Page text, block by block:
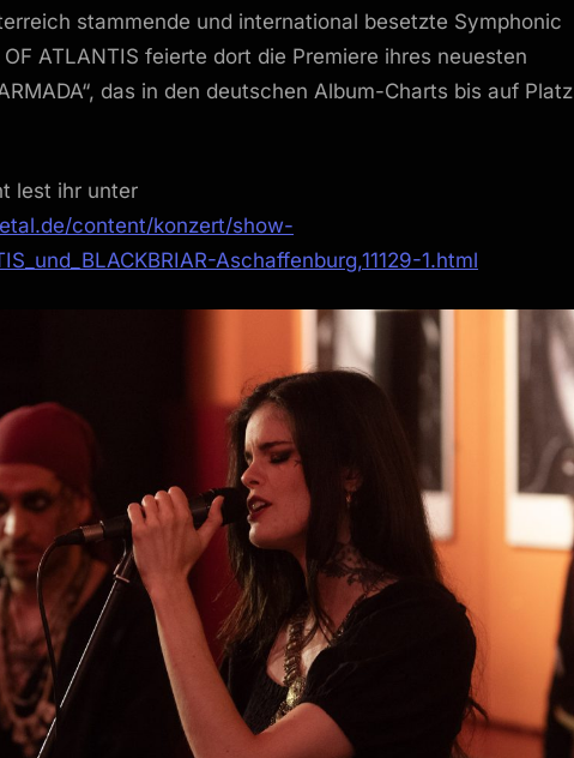
Aschaffenburg
stammende und international besetzte Symphonic
ATLANTIS feierte dort die Premiere ihres neuesten
das in den deutschen Album-Charts bis auf Platz
lest ihr unter
content/konzert/show-
Aschaffenburg,11129-1.html